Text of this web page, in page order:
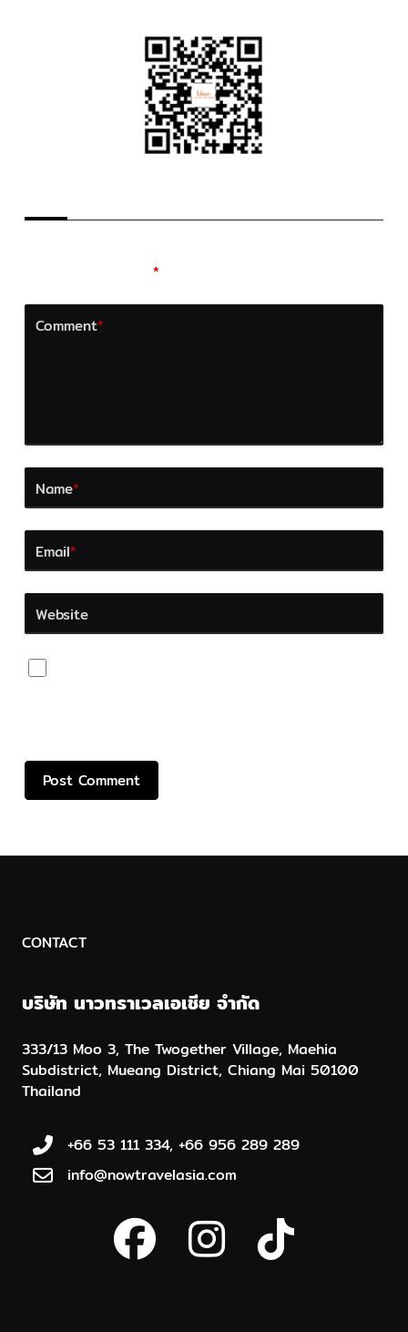
*
Comment*
Name*
Email*
Website
CONTACT
บริษัท นาวทราเวลเอเชีย จำกัด
333/13 Moo 3, The Twogether Village, Maehia
Subdistrict, Mueang District, Chiang Mai 50100
Thailand
+66 53 111 334, +66 956 289 289
info@nowtravelasia.com